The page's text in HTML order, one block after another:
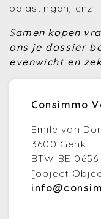
belastingen, enz.
Samen kopen
ons je dossier
evenwicht en
Consimmo
Emile van
3600 Genk
BTW BE
[object